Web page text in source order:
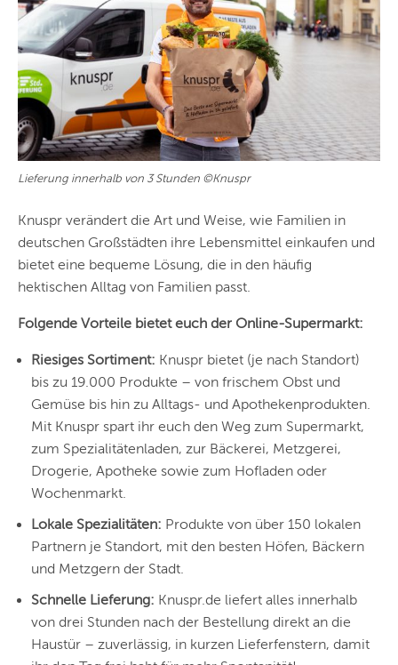
Lieferung innerhalb von 3 Stunden ©Knuspr
Knuspr verändert die Art und Weise, wie Familien in
deutschen Großstädten ihre Lebensmittel einkaufen und
bietet eine bequeme Lösung, die in den häufig
hektischen Alltag von Familien passt.
Folgende Vorteile bietet euch der Online-Supermarkt:
Riesiges Sortiment: Knuspr bietet (je nach Standort)
bis zu 19.000 Produkte – von frischem Obst und
Gemüse bis hin zu Alltags- und Apothekenprodukten.
Mit Knuspr spart ihr euch den Weg zum Supermarkt,
zum Spezialitätenladen, zur Bäckerei, Metzgerei,
Drogerie, Apotheke sowie zum Hofladen oder
Wochenmarkt.
Lokale Spezialitäten: Produkte von über 150 lokalen
Partnern je Standort, mit den besten Höfen, Bäckern
und Metzgern der Stadt.
Schnelle Lieferung: Knuspr.de liefert alles innerhalb
von drei Stunden nach der Bestellung direkt an die
Haustür – zuverlässig, in kurzen Lieferfenstern, damit